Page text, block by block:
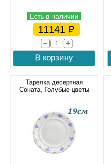
Есть в наличии
11141
В корзину
Тарелка десертная
Соната, Голубые цветы